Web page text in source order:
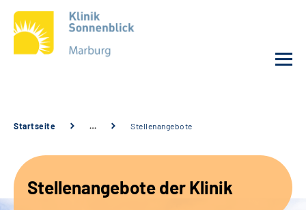
Service
Startseite … Stellenangebote
Stellenangebote der Klinik